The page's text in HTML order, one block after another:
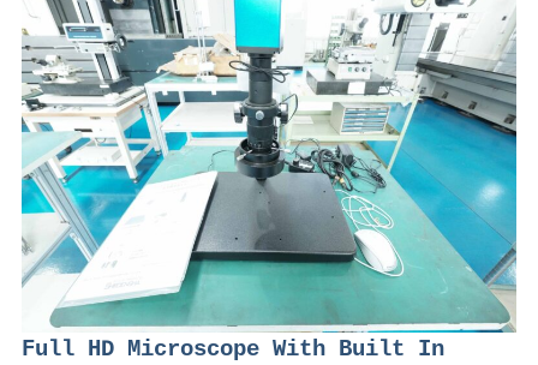
Full HD Microscope With Built In